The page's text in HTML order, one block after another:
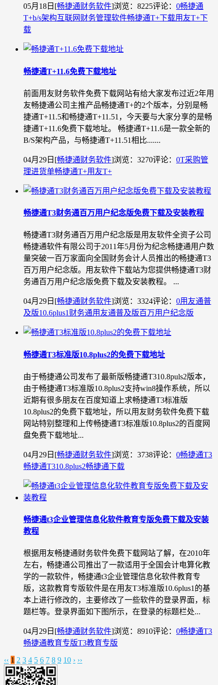
05月18日 [畅捷通财务软件]浏览：8225评论： 0畅捷通
T+b/s架构互联网财务管理软件畅捷通T+下载用友T+下
载
畅捷通T+11.6免费下载地址
前面用友财务软件免费下载网站有给大家发布过近2年用
友畅捷通公司主推产品畅捷通T+的2个版本，分别是畅
捷通T+11.5和畅捷通T+11.51，今天要与大家分享的是畅
捷通T+11.6免费下载地址。 畅捷通T+11.6是一款全新的
B/S架构产品，与畅捷通T+11.51相比.......
04月29日 [畅捷通财务软件]浏览：3270评论： 0T采购管
理进货单畅捷通T+用友T+
畅捷通T3财务通百万用户纪念版免费下载及安装教程
畅捷通T3财务通百万用户纪念版是用友软件全资子公司
畅捷通软件有限公司于2011年5月份为纪念畅捷通用户数
量突破一百万家面向全国财务会计人员推出的畅捷通T3
百万用户纪念版。用友软件下载站为您提供畅捷通T3财
务通百万用户纪念版免费下载及安装教程。 ...
04月29日 [畅捷通财务软件]浏览：3324评论： 0用友通普
及版10.6plus1 财务通用友通普及版百万用户纪念版
畅捷通T3标准版10.8plus2的免费下载地址
由于畅捷通公司发布了最新版畅捷通T310.8puls2版本，
由于畅捷通T3标准版10.8plus2支持win8操作系统，所以
近期有很多朋友在百度知道上求畅捷通T3标准版
10.8plus2的免费下载地址，所以用友财务软件免费下载
网站特别整理和上传畅捷通T3标准版10.8plus2的百度网
盘免费下载地址...
04月29日 [畅捷通财务软件]浏览：3738评论： 0畅捷通T3
畅捷通T310.8plus2畅捷通下载
畅捷通t3企业管理信息化软件教育专版免费下载及安装
教程
根据用友畅捷通财务软件免费下载网站了解，在2010年
左右，畅捷通公司推出了一款适用于全国会计电算化教
学的一款软件，畅捷通t3企业管理信息化软件教育专
版，这款教育专版软件是在用友T3标准版10.6plus1的基
本上进行修改的，主要修改了一些软件的登录界面，标
题栏等。登录界面如下图所示，在登录的标题栏处...
04月29日 [畅捷通财务软件]浏览：8910评论： 0畅捷通T3
畅捷通教育专版T3教育专版
‹‹ 1 2 3 4 5 6 7 8 9 10 › ››